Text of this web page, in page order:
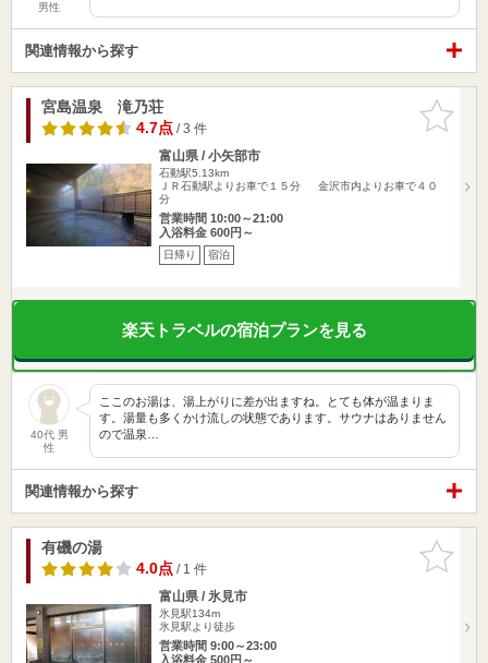
男性
関連情報から探す
お気に入
りに追加
宮島温泉 滝乃荘
4.7点/ 3 件
富山県 / 小矢部市
石動駅5.13km
ＪＲ石動駅よりお車で１５分 金沢市内よりお車で４０
分
営業時間 10:00～21:00
入浴料金 600円～
日帰り 宿泊
楽天トラベルの宿泊プランを見る
40代 男
性
ここのお湯は、湯上がりに差が出ますね。とても体が温まりま
す。湯量も多くかけ流しの状態であります。サウナはありません
ので温泉…
関連情報から探す
お気に入
りに追加
有磯の湯
4.0点/ 1 件
富山県 / 氷見市
氷見駅134m
氷見駅より徒歩
営業時間 9:00～23:00
入浴料金 500円～